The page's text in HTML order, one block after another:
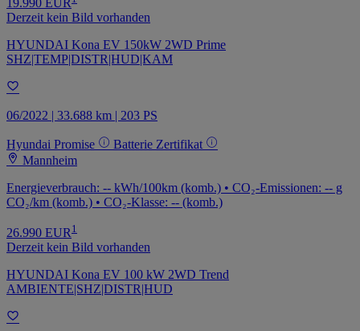
Derzeit kein Bild vorhanden
HYUNDAI Kona EV 150kW 2WD Prime
SHZ|TEMP|DISTR|HUD|KAM
06/2022 | 33.688 km | 203 PS
Hyundai Promise
Batterie Zertifikat
Mannheim
Energieverbrauch: -- kWh/100km (komb.) • CO₂-Emissionen: -- g
CO₂/km (komb.) • CO₂-Klasse: -- (komb.)
26.990 EUR 1
Derzeit kein Bild vorhanden
HYUNDAI Kona EV 100 kW 2WD Trend
AMBIENTE|SHZ|DISTR|HUD